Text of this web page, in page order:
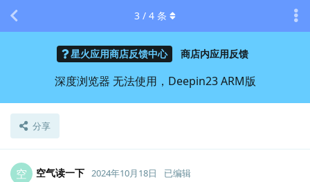
星火应用商店反馈中心 商店内应用反馈
深度浏览器 无法使用，Deepin23 ARM版
分享
3 / 4 条
空 空气读一下 2024年10月18日 已编辑